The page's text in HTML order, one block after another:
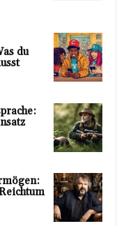
du